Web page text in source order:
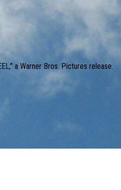
a Warner Bros. Pictures release.